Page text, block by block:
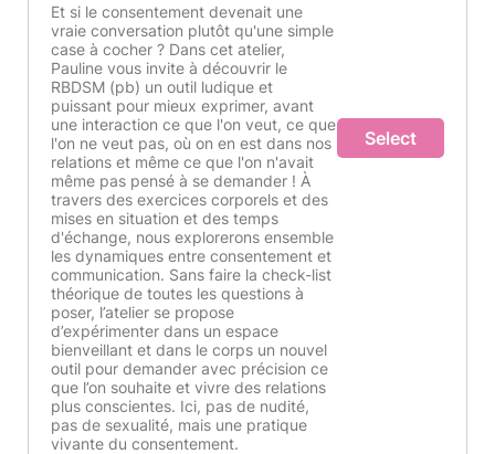
Et si le consentement devenait une
vraie conversation plutôt qu'une simple
case à cocher ? Dans cet atelier,
Pauline vous invite à découvrir le
RBDSM (pb) un outil ludique et
puissant pour mieux exprimer, avant
une interaction ce que l'on veut, ce que
l'on ne veut pas, où on en est dans nos
relations et même ce que l'on n'avait
même pas pensé à se demander ! À
travers des exercices corporels et des
mises en situation et des temps
d'échange, nous explorerons ensemble
les dynamiques entre consentement et
communication. Sans faire la check-list
théorique de toutes les questions à
poser, l’atelier se propose
d’expérimenter dans un espace
bienveillant et dans le corps un nouvel
outil pour demander avec précision ce
que l’on souhaite et vivre des relations
plus conscientes. Ici, pas de nudité,
pas de sexualité, mais une pratique
vivante du consentement.
Select